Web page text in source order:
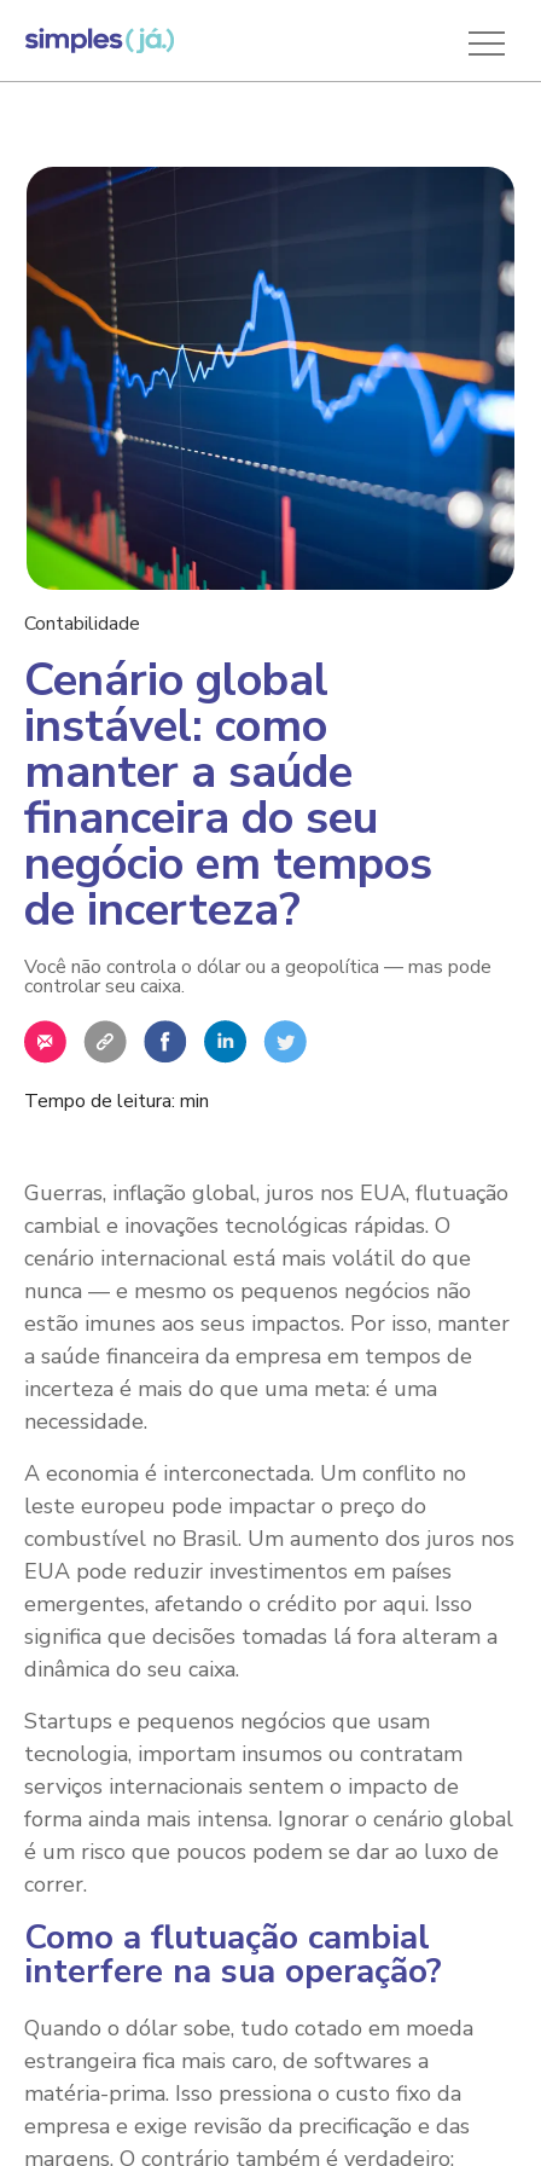
Contabilidade
Cenário global
instável: como
manter a saúde
financeira do seu
negócio em tempos
de incerteza?
Você não controla o dólar ou a geopolítica — mas pode
controlar seu caixa.
Tempo de leitura: min
Guerras, inflação global, juros nos EUA, flutuação
cambial e inovações tecnológicas rápidas. O
cenário internacional está mais volátil do que
nunca — e mesmo os pequenos negócios não
estão imunes aos seus impactos. Por isso, manter
a saúde financeira da empresa em tempos de
incerteza é mais do que uma meta: é uma
necessidade.
A economia é interconectada. Um conflito no
leste europeu pode impactar o preço do
combustível no Brasil. Um aumento dos juros nos
EUA pode reduzir investimentos em países
emergentes, afetando o crédito por aqui. Isso
significa que decisões tomadas lá fora alteram a
dinâmica do seu caixa.
Startups e pequenos negócios que usam
tecnologia, importam insumos ou contratam
serviços internacionais sentem o impacto de
forma ainda mais intensa. Ignorar o cenário global
é um risco que poucos podem se dar ao luxo de
correr.
Como a flutuação cambial
interfere na sua operação?
Quando o dólar sobe, tudo cotado em moeda
estrangeira fica mais caro, de softwares a
matéria-prima. Isso pressiona o custo fixo da
empresa e exige revisão da precificação e das
margens. O contrário também é verdadeiro: